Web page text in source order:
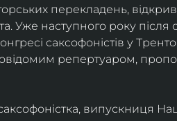
перекладень,
Уже наступного року після
саксофоністів у
репертуаром,
випускниця